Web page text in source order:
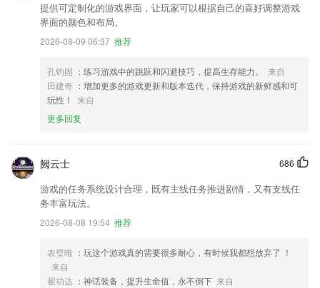
提供可定制化的游戏界面，让玩家可以根据自己的喜好调整游戏
界面的颜色和布局。
2026-08-09 06:37 推荐
孔钧固 ：练习游戏中的跳跃和闪避技巧，提高生存能力。
来自
田建奇 ：增加更多的游戏更新和版本迭代，保持游戏的新鲜感和可
玩性！
来自
更多回复
686
阙云士
游戏的任务系统设计合理，既有主线任务推进剧情，又有支线任
务丰富玩法。
2026-08-08 19:54 推荐
农璧唯 ：玩这个游戏真的需要很多耐心，有时候我都想放弃了 ！
来自
翟功达 ：神话装备，提升生命值，永不倒下 来自